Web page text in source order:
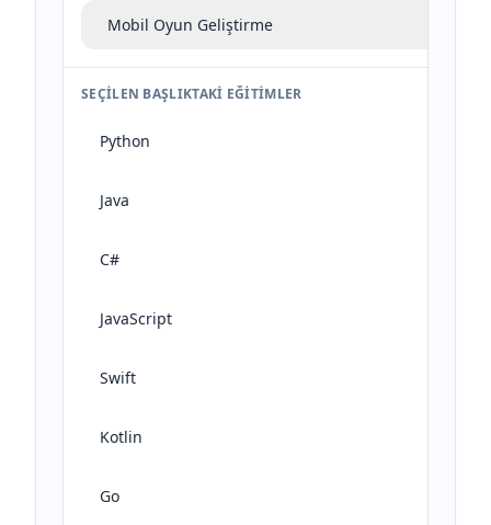
Mobil Oyun Geliştirme
SEÇILEN BAŞLIKTAKI EĞITIMLER
Python
Java
C#
JavaScript
Swift
Kotlin
Go